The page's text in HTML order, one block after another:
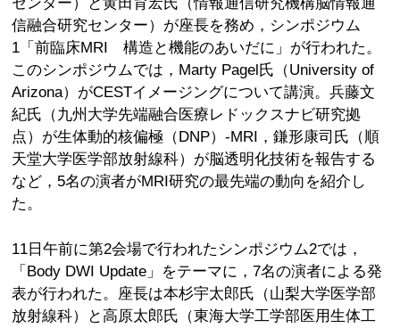
信融合研究センター）が座長を務め，シンポジウム
1「前臨床MRI 構造と機能のあいだに」が行われた。
このシンポジウムでは，Marty Pagel氏（University of
Arizona）がCESTイメージングについて講演。兵藤文
紀氏（九州大学先端融合医療レドックスナビ研究拠
点）が生体動的核偏極（DNP）-MRI，鎌形康司氏（順
天堂大学医学部放射線科）が脳透明化技術を報告する
など，5名の演者がMRI研究の最先端の動向を紹介し
た。
11日午前に第2会場で行われたシンポジウム2では，
「Body DWI Update」をテーマに，7名の演者による発
表が行われた。座長は本杉宇太郎氏（山梨大学医学部
放射線科）と高原太郎氏（東海大学工学部医用生体工